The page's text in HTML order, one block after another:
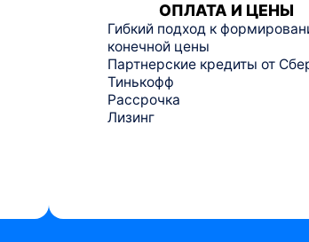
ОПЛАТА И ЦЕНЫ
Гибкий подход к
конечной цены
Партнерские кредиты от
Тинькофф
Рассрочка
Лизинг